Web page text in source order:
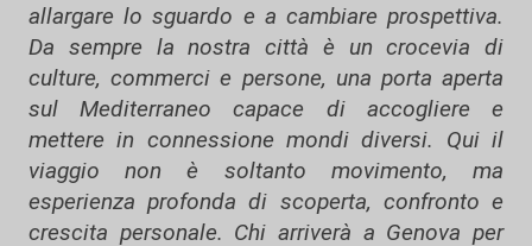
allargare lo sguardo e a cambiare prospettiva.
Da sempre la nostra città è un crocevia di
culture, commerci e persone, una porta aperta
sul Mediterraneo capace di accogliere e
mettere in connessione mondi diversi. Qui il
viaggio non è soltanto movimento, ma
esperienza profonda di scoperta, confronto e
crescita personale. Chi arriverà a Genova per